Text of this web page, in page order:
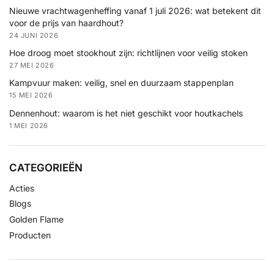
Nieuwe vrachtwagenheffing vanaf 1 juli 2026: wat betekent dit
voor de prijs van haardhout?
24 JUNI 2026
Hoe droog moet stookhout zijn: richtlijnen voor veilig stoken
27 MEI 2026
Kampvuur maken: veilig, snel en duurzaam stappenplan
15 MEI 2026
Dennenhout: waarom is het niet geschikt voor houtkachels
1 MEI 2026
CATEGORIEËN
Acties
Blogs
Golden Flame
Producten